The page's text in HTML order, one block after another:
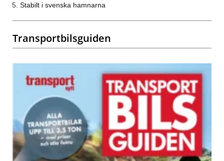
Stabilt i svenska hamnarna
Transportbilsguiden